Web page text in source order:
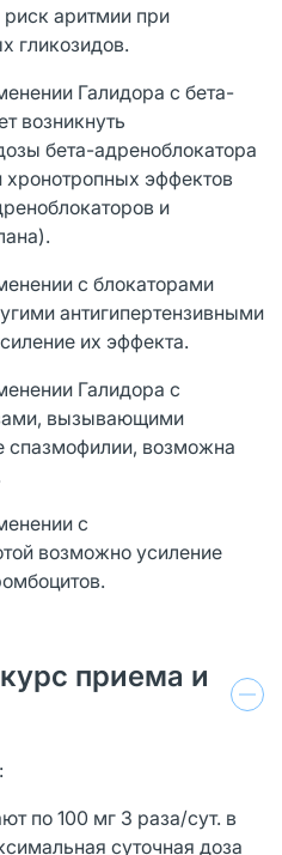
аритмии при
гликозидов.
Галидора с бета-
возникнуть
бета-адреноблокатора
хронотропных эффектов
и
с блокаторами
антигипертензивными
их эффекта.
Галидора с
вызывающими
спазмофилии, возможна
с
возможно усиление
приема и
по 100 мг 3 раза/сут. в
суточная доза